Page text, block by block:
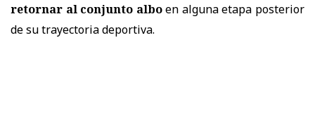
retornar al conjunto alboen alguna etapa posterior
de su trayectoria deportiva.